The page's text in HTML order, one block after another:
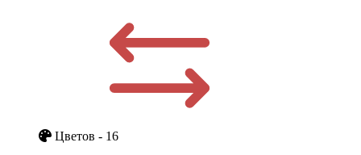
Цветов - 16